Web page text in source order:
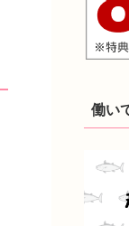
働い